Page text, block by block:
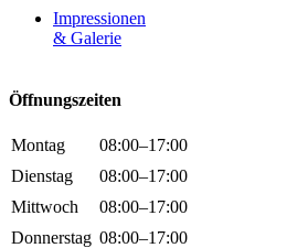
Impressionen
& Galerie
Öffnungszeiten
Montag
08:00–17:00
Dienstag
08:00–17:00
Mittwoch
08:00–17:00
Donnerstag 08:00–17:00